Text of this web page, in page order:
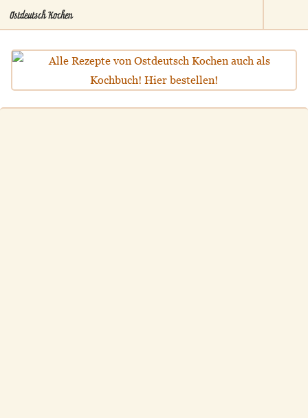
Ostdeutsch Kochen